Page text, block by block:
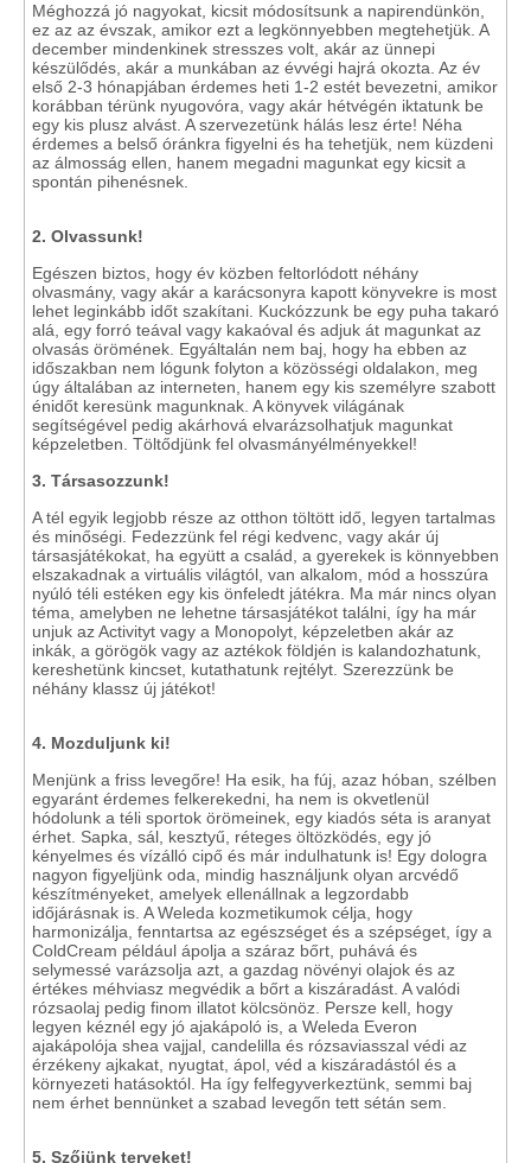
Méghozzá jó nagyokat, kicsit módosítsunk a napirendünkön,
ez az az évszak, amikor ezt a legkönnyebben megtehetjük. A
december mindenkinek stresszes volt, akár az ünnepi
készülődés, akár a munkában az évvégi hajrá okozta. Az év
első 2-3 hónapjában érdemes heti 1-2 estét bevezetni, amikor
korábban térünk nyugovóra, vagy akár hétvégén iktatunk be
egy kis plusz alvást. A szervezetünk hálás lesz érte! Néha
érdemes a belső óránkra figyelni és ha tehetjük, nem küzdeni
az álmosság ellen, hanem megadni magunkat egy kicsit a
spontán pihenésnek.
2. Olvassunk!
Egészen biztos, hogy év közben feltorlódott néhány
olvasmány, vagy akár a karácsonyra kapott könyvekre is most
lehet leginkább időt szakítani. Kuckózzunk be egy puha takaró
alá, egy forró teával vagy kakaóval és adjuk át magunkat az
olvasás örömének. Egyáltalán nem baj, hogy ha ebben az
időszakban nem lógunk folyton a közösségi oldalakon, meg
úgy általában az interneten, hanem egy kis személyre szabott
énidőt keresünk magunknak. A könyvek világának
segítségével pedig akárhová elvarázsolhatjuk magunkat
képzeletben. Töltődjünk fel olvasmányélményekkel!
3. Társasozzunk!
A tél egyik legjobb része az otthon töltött idő, legyen tartalmas
és minőségi. Fedezzünk fel régi kedvenc, vagy akár új
társasjátékokat, ha együtt a család, a gyerekek is könnyebben
elszakadnak a virtuális világtól, van alkalom, mód a hosszúra
nyúló téli estéken egy kis önfeledt játékra. Ma már nincs olyan
téma, amelyben ne lehetne társasjátékot találni, így ha már
unjuk az Activityt vagy a Monopolyt, képzeletben akár az
inkák, a görögök vagy az aztékok földjén is kalandozhatunk,
kereshetünk kincset, kutathatunk rejtélyt. Szerezzünk be
néhány klassz új játékot!
4. Mozduljunk ki!
Menjünk a friss levegőre! Ha esik, ha fúj, azaz hóban, szélben
egyaránt érdemes felkerekedni, ha nem is okvetlenül
hódolunk a téli sportok örömeinek, egy kiadós séta is aranyat
érhet. Sapka, sál, kesztyű, réteges öltözködés, egy jó
kényelmes és vízálló cipő és már indulhatunk is! Egy dologra
nagyon figyeljünk oda, mindig használjunk olyan arcvédő
készítményeket, amelyek ellenállnak a legzordabb
időjárásnak is. A Weleda kozmetikumok célja, hogy
harmonizálja, fenntartsa az egészséget és a szépséget, így a
ColdCream például ápolja a száraz bőrt, puhává és
selymessé varázsolja azt, a gazdag növényi olajok és az
értékes méhviasz megvédik a bőrt a kiszáradást. A valódi
rózsaolaj pedig finom illatot kölcsönöz. Persze kell, hogy
legyen kéznél egy jó ajakápoló is, a Weleda Everon
ajakápolója shea vajjal, candelilla és rózsaviasszal védi az
érzékeny ajkakat, nyugtat, ápol, véd a kiszáradástól és a
környezeti hatásoktól. Ha így felfegyverkeztünk, semmi baj
nem érhet bennünket a szabad levegőn tett sétán sem.
5. Szőjünk terveket!